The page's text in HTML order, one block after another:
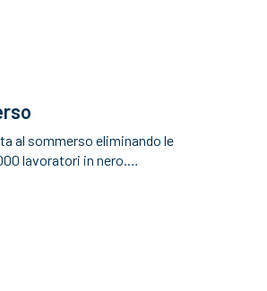
al sommerso eliminando le
lavoratori in nero.…